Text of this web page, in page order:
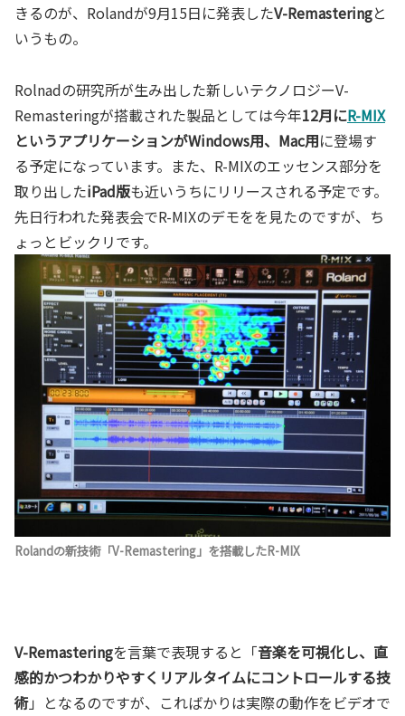
きるのが、Rolandが9月15日に発表したV-Remasteringと
いうもの。
Rolnadの研究所が生み出した新しいテクノロジーV-
Remasteringが搭載された製品としては今年12月にR-MIX
というアプリケーションがWindows用、Mac用に登場す
る予定になっています。また、R-MIXのエッセンス部分を
取り出したiPad版も近いうちにリリースされる予定です。
先日行われた発表会でR-MIXのデモをを見たのですが、ち
ょっとビックリです。
Rolandの新技術「V-Remastering」を搭載したR-MIX
V-Remasteringを言葉で表現すると「音楽を可視化し、直
感的かつわかりやすくリアルタイムにコントロールする技
術」となるのですが、こればかりは実際の動作をビデオで